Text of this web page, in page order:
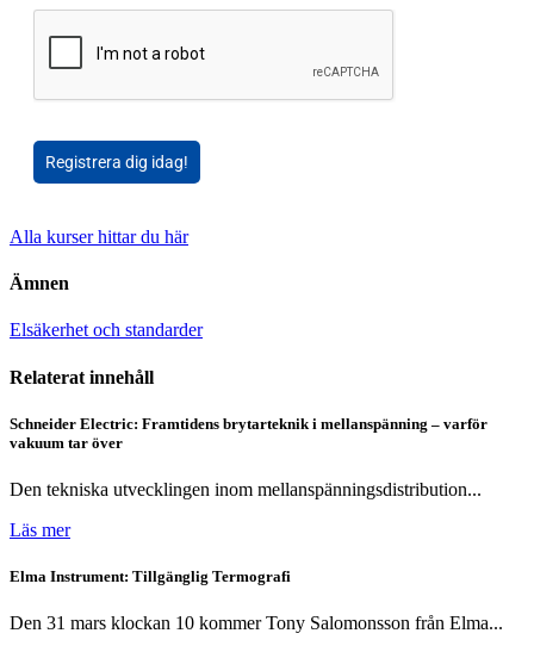
Registrera dig idag!
Alla kurser hittar du här
Ämnen
Elsäkerhet och standarder
Relaterat innehåll
Schneider Electric: Framtidens brytarteknik i mellanspänning – varför
vakuum tar över
Den tekniska utvecklingen inom mellanspänningsdistribution...
Läs mer
Elma Instrument: Tillgänglig Termografi
Den 31 mars klockan 10 kommer Tony Salomonsson från Elma...